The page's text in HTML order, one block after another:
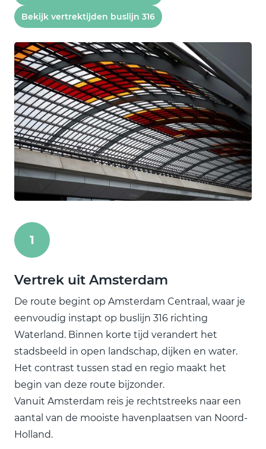
Bekijk vertrektijden buslijn 316
1
Vertrek uit Amsterdam
De route begint op Amsterdam Centraal, waar je
eenvoudig instapt op buslijn 316 richting
Waterland. Binnen korte tijd verandert het
stadsbeeld in open landschap, dijken en water.
Het contrast tussen stad en regio maakt het
begin van deze route bijzonder.
Vanuit Amsterdam reis je rechtstreeks naar een
aantal van de mooiste havenplaatsen van Noord-
Holland.